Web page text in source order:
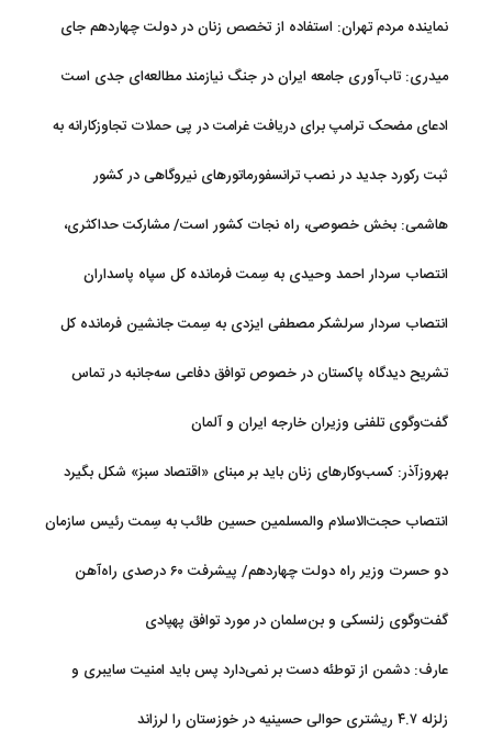
نماینده مردم تهران: استفاده از تخصص زنان در دولت چهاردهم جای
میدری: تاب‌آوری جامعه ایران در جنگ نیازمند مطالعه‌ای جدی است
ادعای مضحک ترامپ برای دریافت غرامت در پی حملات تجاوزکارانه به
ثبت رکورد جدید در نصب ترانسفورماتورهای نیروگاهی در کشور
هاشمی: بخش خصوصی، راه نجات کشور است/ مشارکت حداکثری،
انتصاب سردار احمد وحیدی به سِمت فرمانده کل سپاه پاسداران
انتصاب سردار سرلشکر مصطفی ایزدی به سِمت جانشین فرمانده کل
تشریح دیدگاه پاکستان در خصوص توافق دفاعی سه‌جانبه در تماس
گفت‌وگوی تلفنی وزیران خارجه ایران و آلمان
بهروزآذر: کسب‌وکارهای زنان باید بر مبنای «اقتصاد سبز» شکل بگیرد
انتصاب حجت‌الاسلام ‌والمسلمین حسین طائب به سِمت رئیس سازمان
دو حسرت وزیر راه دولت چهاردهم/ پیشرفت ۶۰ درصدی راه‌آهن
گفت‌وگوی زلنسکی و بن‌سلمان در مورد توافق پهپادی
عارف: دشمن از توطئه دست بر نمی‌دارد پس باید امنیت سایبری و
زلزله ۴.۷ ریشتری حوالی حسینیه در خوزستان را لرزاند